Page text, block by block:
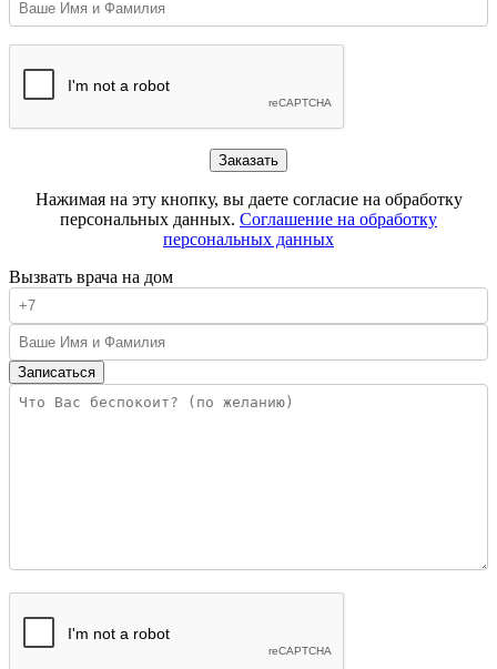
Нажимая на эту кнопку, вы даете согласие на обработку
персональных данных. Соглашение на обработку
персональных данных
Вызвать врача на дом